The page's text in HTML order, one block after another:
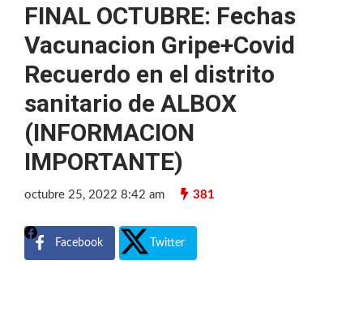
FINAL OCTUBRE: Fechas
Vacunacion Gripe+Covid
Recuerdo en el distrito
sanitario de ALBOX
(INFORMACION
IMPORTANTE)
octubre 25, 2022 8:42 am 381
Facebook Twitter